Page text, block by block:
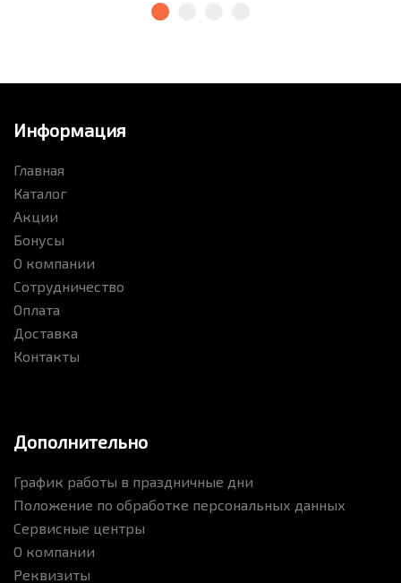
Информация
Главная
Каталог
Акции
Бонусы
О компании
Сотрудничество
Оплата
Доставка
Контакты
Дополнительно
График работы в праздничные дни
Положение по обработке персональных данных
Сервисные центры
О компании
Реквизиты